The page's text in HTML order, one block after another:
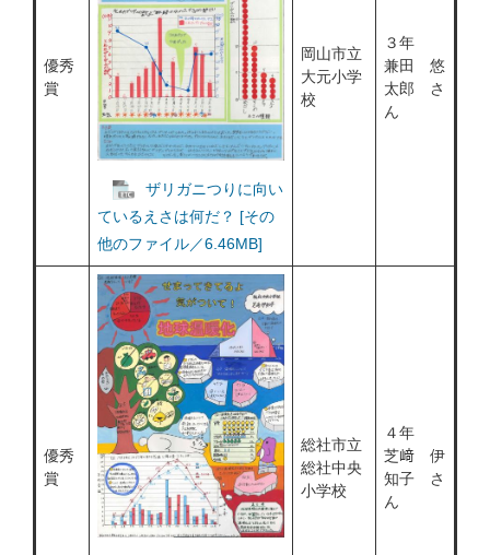
優秀
賞
ザリガニつりに向い
ているえさは何だ？ [その
他のファイル／6.46MB]
岡山市立
大元小学
校
３年
兼田 悠
太郎 さ
ん
優秀
賞
総社市立
総社中央
小学校
４年
芝﨑 伊
知子 さ
ん